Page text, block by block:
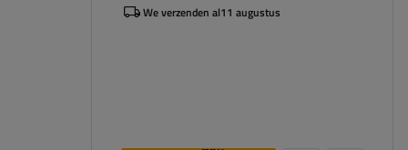
We verzenden al11 augustus